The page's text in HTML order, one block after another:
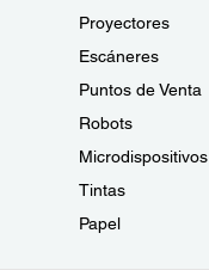
Proyectores
Escáneres
Puntos de Venta
Robots
Microdispositivos
Tintas
Papel